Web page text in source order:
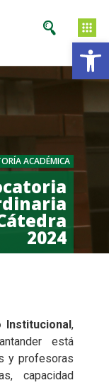
ACADÉMICA
2024
Institucional,
está
y profesoras
capacidad